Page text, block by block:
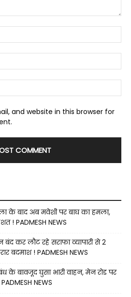
and website in this browser for
के बाद अब मवेशी पर बाघ का हमला,
! PADMESH NEWS
बंद कर लौट रहे सराफा व्यापारी से 2
! PADMESH NEWS
के बावजूद घुसा भारी वाहन, मेन रोड पर
NEWS